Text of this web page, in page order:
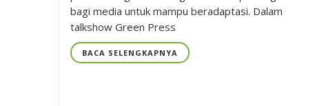
bagi media untuk mampu beradaptasi. Dalam
talkshow Green Press
BACA SELENGKAPNYA